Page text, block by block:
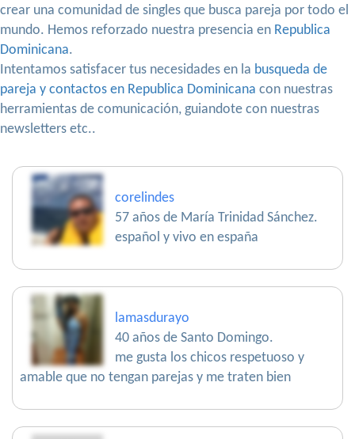
crear una comunidad de singles que busca pareja por todo el
mundo. Hemos reforzado nuestra presencia en Republica
Dominicana.
Intentamos satisfacer tus necesidades en la busqueda de
pareja y contactos en Republica Dominicana con nuestras
herramientas de comunicación, guiandote con nuestras
newsletters etc..
corelindes
57 años de María Trinidad Sánchez.
español y vivo en españa
lamasdurayo
40 años de Santo Domingo.
me gusta los chicos respetuoso y
amable que no tengan parejas y me traten bien